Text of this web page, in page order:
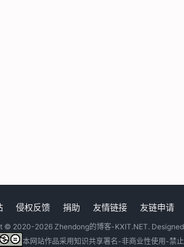
侵权反馈 捐助 友情链接 友链申请
© 2020-2026 Zhendong的博客-KXIT.NET.
本网站作品采用知识共享署名-非商业性使用-禁